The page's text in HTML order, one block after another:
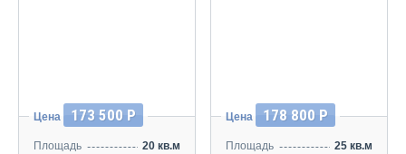
Цена 173 500 Р
Площадь
20 кв.м
Цена 178 800 Р
Площадь
25 кв.м